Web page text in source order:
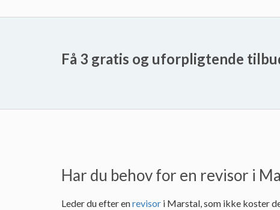
Få 3 gratis og uforpligtende
Har du behov for en revisor i
Leder du efter enrevisor i Marstal, som ikke koster